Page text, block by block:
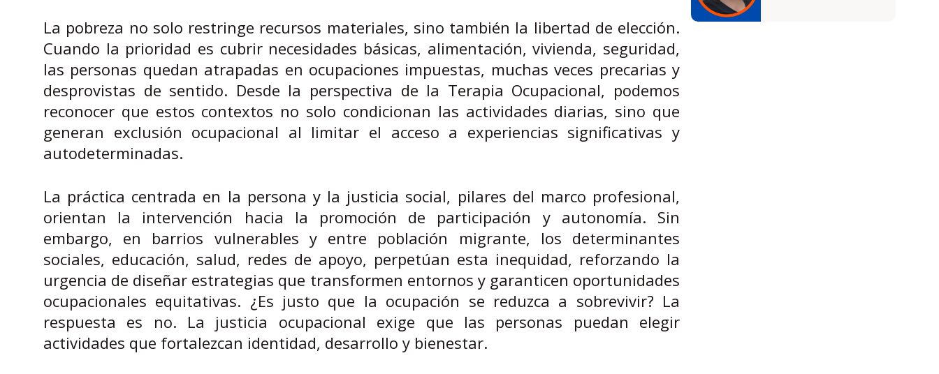
La pobreza no solo restringe recursos materiales, sino también la libertad de elección.
Cuando la prioridad es cubrir necesidades básicas, alimentación, vivienda, seguridad,
las personas quedan atrapadas en ocupaciones impuestas, muchas veces precarias y
desprovistas de sentido. Desde la perspectiva de la Terapia Ocupacional, podemos
reconocer que estos contextos no solo condicionan las actividades diarias, sino que
generan exclusión ocupacional al limitar el acceso a experiencias significativas y
autodeterminadas.
La práctica centrada en la persona y la justicia social, pilares del marco profesional,
orientan la intervención hacia la promoción de participación y autonomía. Sin
embargo, en barrios vulnerables y entre población migrante, los determinantes
sociales, educación, salud, redes de apoyo, perpetúan esta inequidad, reforzando la
urgencia de diseñar estrategias que transformen entornos y garanticen oportunidades
ocupacionales equitativas. ¿Es justo que la ocupación se reduzca a sobrevivir? La
respuesta es no. La justicia ocupacional exige que las personas puedan elegir
actividades que fortalezcan identidad, desarrollo y bienestar.